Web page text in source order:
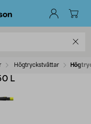
Högtryckstvättar
L